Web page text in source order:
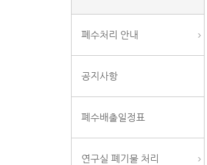
폐수처리 안내
공지사항
폐수배출일정표
연구실 폐기물 처리